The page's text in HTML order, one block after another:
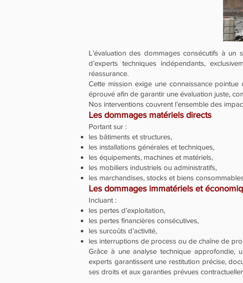
L’évaluation des dommages consécutifs à
d’experts techniques indépendants,
réassurance.
Cette mission exige une connaissance
éprouvé afin de garantir une évaluation juste,
Nos interventions couvrent l’ensemble des
Les dommages matériels directs
Portant sur :
les bâtiments et structures,
les installations générales et techniques,
les équipements, machines et matériels,
les mobiliers industriels ou administratifs,
les marchandises, stocks et biens
Les dommages immatériels et
Incluant :
les pertes d’exploitation,
les pertes financières consécutives,
les surcoûts d’activité,
les interruptions de process ou de chaîne de
Grâce à une analyse technique approfondie,
experts garantissent une restitution précise,
ses droits et aux garanties prévues